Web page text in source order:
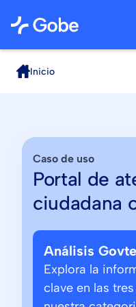
Inicio
Caso de uso
Portal de
ciudadana
Análisis
Explora la
clave en las